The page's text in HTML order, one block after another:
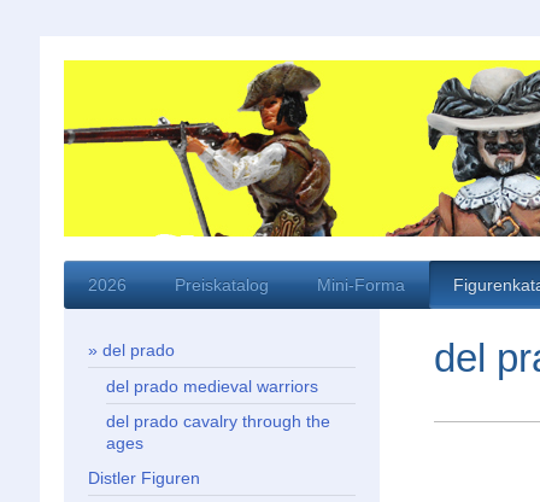
2026 Preiskatalog Mini-Forma
del
del prado
del prado medieval warriors
del prado cavalry through the
ages
Distler Figuren